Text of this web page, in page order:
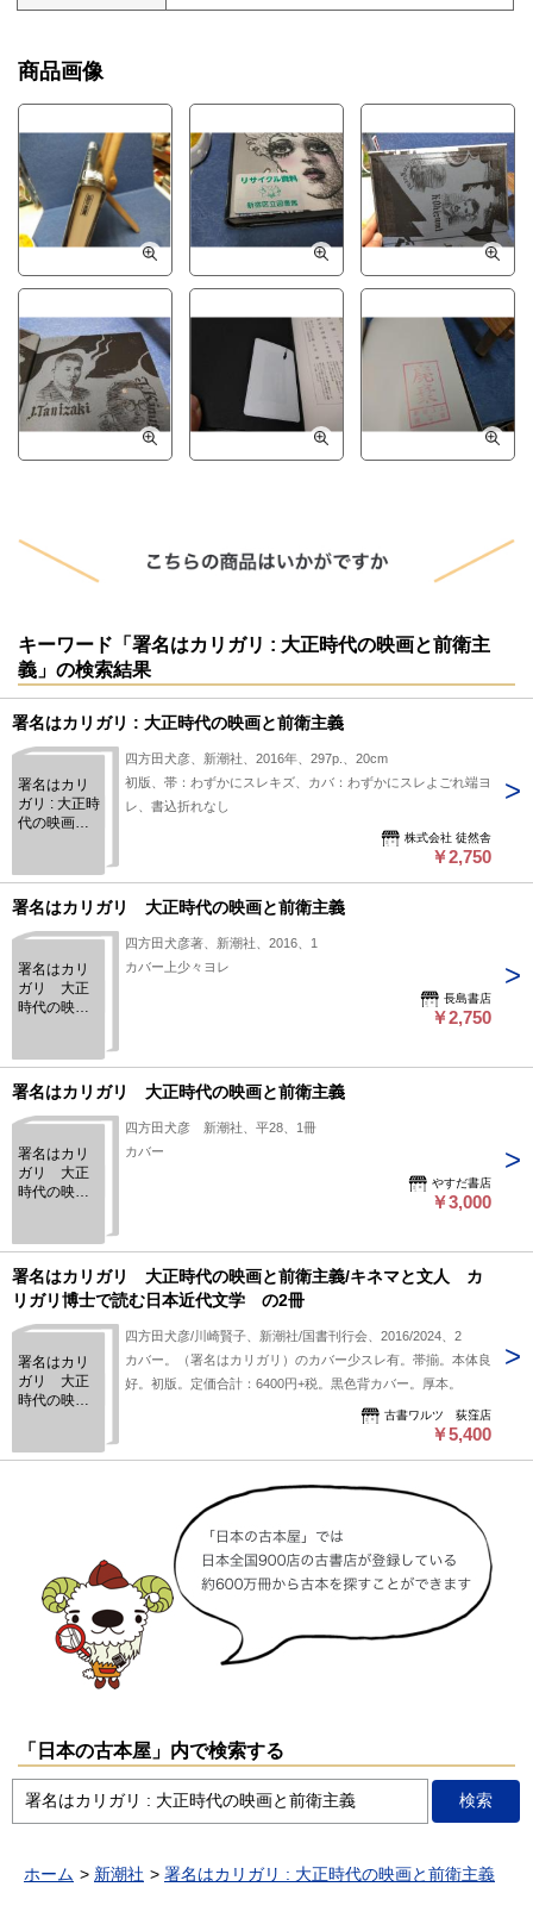
商品画像
キーワード「署名はカリガリ : 大正時代の映画と前衛主
義」の検索結果
署名はカリガリ : 大正時代の映画と前衛主義
署名はカリ
ガリ : 大正時
代の映画と
四方田犬彦、新潮社、2016年、297p.、20cm
初版、帯：わずかにスレキズ、カバ：わずかにスレよごれ端ヨ
レ、書込折れなし
株式会社 徒然舎
￥2,750
署名はカリガリ 大正時代の映画と前衛主義
署名はカリ
ガリ 大正
時代の映画
四方田犬彦著、新潮社、2016、1
カバー上少々ヨレ
長島書店
￥2,750
署名はカリガリ 大正時代の映画と前衛主義
署名はカリ
ガリ 大正
時代の映画
四方田犬彦 新潮社、平28、1冊
カバー
やすだ書店
￥3,000
署名はカリガリ 大正時代の映画と前衛主義/キネマと文人 カ
リガリ博士で読む日本近代文学 の2冊
署名はカリ
ガリ 大正
時代の映画
人 カリガ
四方田犬彦/川崎賢子、新潮社/国書刊行会、2016/2024、2
カバー。（署名はカリガリ）のカバー少スレ有。帯揃。本体良
好。初版。定価合計：6400円+税。黒色背カバー。厚本。
古書ワルツ 荻窪店
￥5,400
「日本の古本屋」内で検索する
ホーム 新潮社 署名はカリガリ : 大正時代の映画と前衛主義